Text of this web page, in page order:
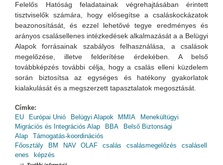
Felelős Hatóság feladatainak végrehajtásában érintett
tisztviselők számára, hogy elősegítse a csaláskockázatok
beazonosítását, és ezzel lehetővé tegye eredményes és
arányos csalásellenes intézkedések alkalmazását a a Belügyi
Alapok forrásainak szabályos felhasználása, a csalások
megelőzése, illetve felderítése érdekében. A belső
továbbképzés további célja, hogy a csalás elleni küzdelem
során biztosítsa az egységes és hatékony gyakorlatok
kialakulását és a megszerzett tapasztalatok megosztását.
Címke:
EU
Európai Unió Belügyi Alapok MMIA
Menekültügyi
Migrációs és Integrációs Alap
BBA
Belső Biztonsági
Alap
Támogatás-koordinációs
Főosztály
BM NAV OLAF csalás csalásmegelőzés
csalásell
enes
képzés